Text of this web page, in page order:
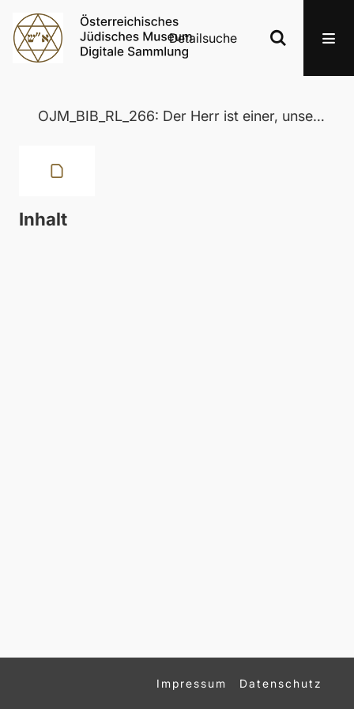
Detailsuche
OJM_BIB_RL_266: Der Herr ist einer, unser gemeinsames Erbe
Inhalt
Impressum Datenschutz